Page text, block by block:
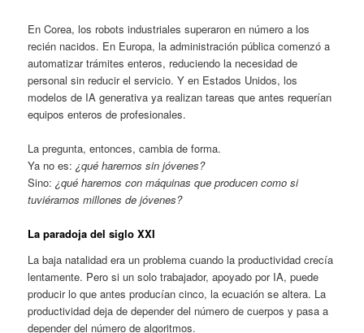
En Corea, los robots industriales superaron en número a los
recién nacidos. En Europa, la administración pública comenzó a
automatizar trámites enteros, reduciendo la necesidad de
personal sin reducir el servicio. Y en Estados Unidos, los
modelos de IA generativa ya realizan tareas que antes requerían
equipos enteros de profesionales.
La pregunta, entonces, cambia de forma.
Ya no es:¿qué haremos sin jóvenes?
Sino:¿qué haremos con máquinas que producen como si
tuviéramos millones de jóvenes?
La paradoja del siglo XXI
La baja natalidad era un problema cuando la productividad crecía
lentamente. Pero si un solo trabajador, apoyado por IA, puede
producir lo que antes producían cinco, la ecuación se altera. La
productividad deja de depender del número de cuerpos y pasa a
depender del número de algoritmos.